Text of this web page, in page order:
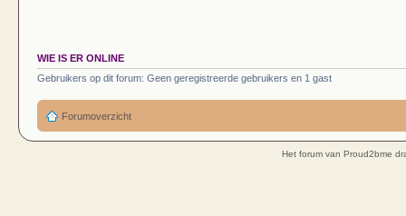
WIE IS ER ONLINE
Gebruikers op dit forum: Geen geregistreerde gebruikers en 1 gast
Forumoverzicht
Het forum van Proud2bme